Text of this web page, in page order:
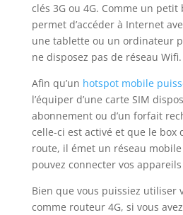
clés 3G ou 4G. Comme un
permet d’accéder à Internet
une tablette ou un ordinateur
ne disposez pas de réseau Wifi.
Afin qu’un hotspot mobile
l’équiper d’une carte SIM
abonnement ou d’un forfait
celle-ci est activé et que le box
route, il émet un réseau
pouvez connecter vos
Bien que vous puissiez utiliser
comme routeur 4G, si vous